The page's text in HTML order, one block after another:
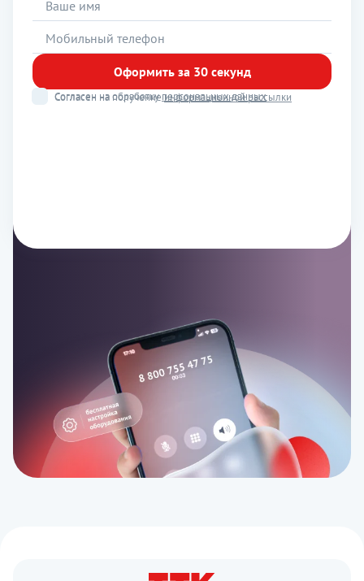
Оформить за 30 секунд
Согласен на обработкуперсональных данных
Согласен на получениеинформационной рассылки